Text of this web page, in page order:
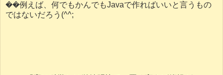
��例えば、何でもかんでもJavaで作ればいいと言うもの
ではないだろう(^^;